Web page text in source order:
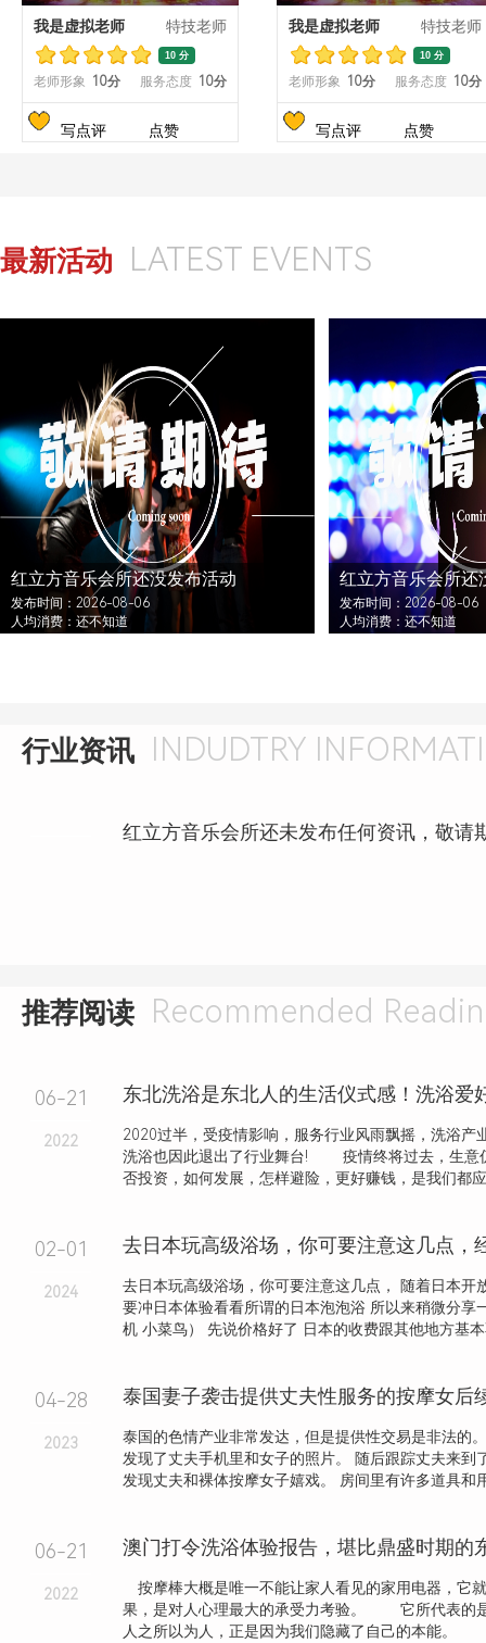
我是虚拟老师 特技老师
10 分
老师形象 10分 服务态度 10分
写点评 点赞
我是虚拟老师 特技老师
10 分
老师形象 10分 服务态度 10分
写点评 点赞
最新活动 LATEST EVENTS
红立方音乐会所还没发布活动
发布时间：2026-08-06
人均消费：还不知道
红立方音乐会所还
发布时间：2026-08-06
人均消费：还不知道
行业资讯 INDUDTRY
红立方音乐会所还未发布任何资讯，敬请
推荐阅读 Recommended
06-21
2022
2020过半，受疫情影响，服务行业风雨飘摇，洗浴产
洗浴也因此退出了行业舞台! 疫情终将过去，生意
否投资，如何发展，怎样避险，更好赚钱，是我们都
02-01
2024
去日本玩高级浴场，你可要注意这几点，
去日本玩高级浴场，你可要注意这几点， 随着日本开
要冲日本体验看看所谓的日本泡泡浴 所以来稍微分享
机 小菜鸟） 先说价格好了 日本的收费跟其他地方基本
04-28
2023
泰国的色情产业非常发达，但是提供性交易是非法的
发现了丈夫手机里和女子的照片。 随后跟踪丈夫来到
发现丈夫和裸体按摩女子嬉戏。 房间里有许多道具和
06-21
2022
澳门打令洗浴体验报告，堪比鼎盛时期的
按摩棒大概是唯一不能让家人看见的家用电器，它
果，是对人心理最大的承受力考验。 它所代表的
人之所以为人，正是因为我们隐藏了自己的本能。